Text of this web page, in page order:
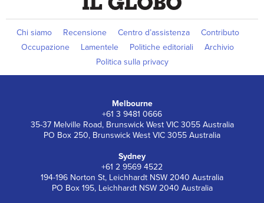
Chi siamo Recensione Centro d’assistenza
Contributo
Occupazione
Lamentele Politiche editoriali
Archivio
Politica sulla privacy
Melbourne
+61 3 9481 0666
35-37 Melville Road, Brunswick West VIC 3055 Australia
PO Box 250, Brunswick West VIC 3055 Australia
Sydney
+61 2 9569 4522
194-196 Norton St, Leichhardt NSW 2040 Australia
PO Box 195, Leichhardt NSW 2040 Australia